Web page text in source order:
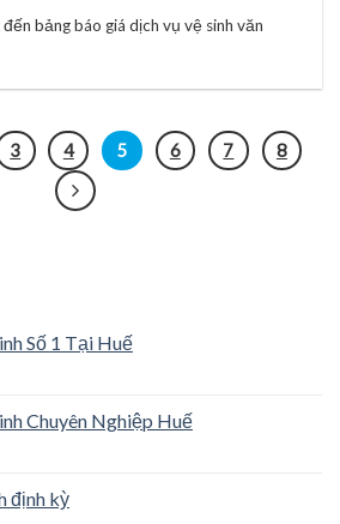
bảng báo giá dịch vụ vệ sinh văn
3 4 5 6 7 8
Số 1 Tại Huế
Chuyên Nghiệp Huế
định kỳ